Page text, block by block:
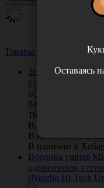
Товары из этой
Зеркало
ручкой, 50 шт/
848.00
16.96 руб. шт
В КОРЗИНУ
В наличии во
В наличии в
Воронка ушная
одноразовая,
(Ningbo Hi-Tech
Оставаясь